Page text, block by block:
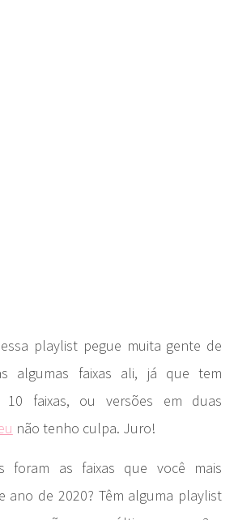
playlist pegue muita gente de
algumas faixas ali, já que tem
10 faixas, ou versões em duas
não tenho culpa. Juro!
foram as faixas que você mais
ano de 2020? Têm alguma playlist